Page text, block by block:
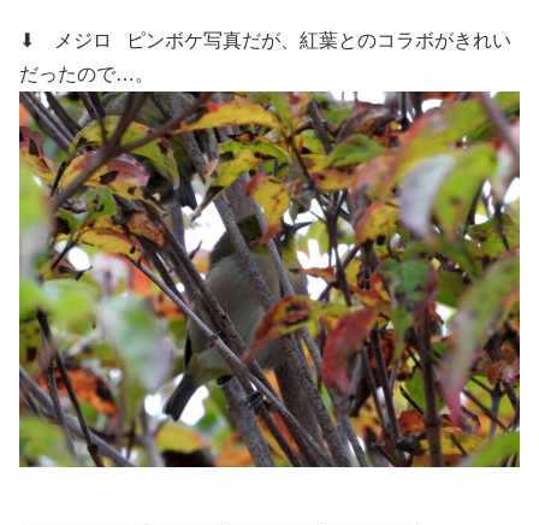
⬇ メジロ
ピンボケ写真だが、紅葉とのコラボがきれい
だったので…。